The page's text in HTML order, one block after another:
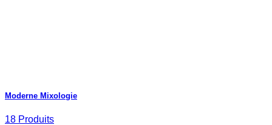
Moderne Mixologie
18 Produits